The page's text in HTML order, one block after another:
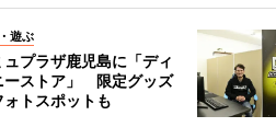
遊ぶ
ュプラザ鹿児島に「ディ
ーストア」 限定グッズ
ォトスポットも